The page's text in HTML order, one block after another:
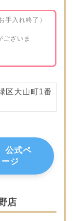
手入れ終了）
ざいま
区大山町1番
公式ペ
ージ
店